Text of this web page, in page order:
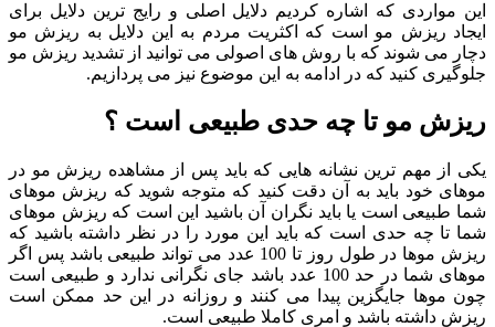
این مواردی که اشاره کردیم دلایل اصلی و رایج ترین دلایل برای
ایجاد ریزش مو است که اکثریت مردم به این دلایل به ریزش مو
دچار می شوند که با روش های اصولی می توانید از تشدید ریزش مو
جلوگیری کنید که در ادامه به این موضوع نیز می پردازیم.
ریزش مو تا چه حدی طبیعی است ؟
یکی از مهم ترین نشانه هایی که باید پس از مشاهده ریزش مو در
موهای خود باید به آن دقت کنید که متوجه شوید که ریزش موهای
شما طبیعی است یا باید نگران آن باشید این است که ریزش موهای
شما تا چه حدی است که باید این مورد را در نظر داشته باشید که
ریزش موها در طول روز تا 100 عدد می تواند طبیعی باشد پس اگر
موهای شما در حد 100 عدد باشد جای نگرانی ندارد و طبیعی است
چون موها جایگزین پیدا می کنند و روزانه در این حد ممکن است
ریزش داشته باشد و امری کاملا طبیعی است.